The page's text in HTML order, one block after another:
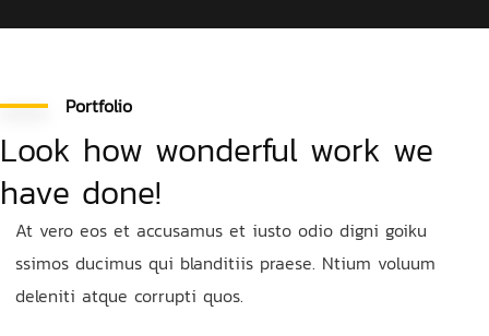
Portfolio
Look how wonderful work we
have done!
At vero eos et accusamus et iusto odio digni goiku
ssimos ducimus qui blanditiis praese. Ntium voluum
deleniti atque corrupti quos.